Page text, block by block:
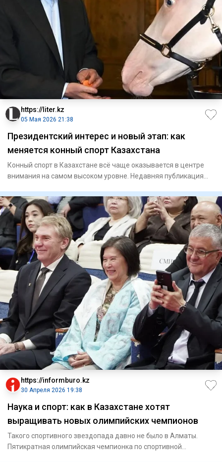
https://liter.kz
05 Мая 2026 21:38
Президентский интерес и новый этап: как
меняется конный спорт Казахстана
Конный спорт в Казахстане всё чаще оказывается в центре
внимания на самом высоком уровне. Недавняя публикация
https://informburo.kz
30 Апреля 2026 19:38
Наука и спорт: как в Казахстане хотят
выращивать новых олимпийских чемпионов
Такого спортивного звездопада давно не было в Алматы.
Пятикратная олимпийская чемпионка по спортивной